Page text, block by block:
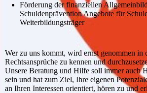
Förderung der finanziellen
Schuldenprävention Angebote für
Weiterbildungsträger
Wer zu uns kommt, wird ernst genommen in
Rechtsansprüche zu kennen und
Unsere Beratung und Hilfe soll immer auch
sein und hat zum Ziel, Ihre eigenen
an Ihren Interessen orientiert, hören zu und